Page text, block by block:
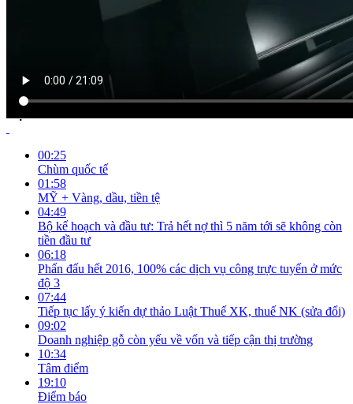
00:25
Chùm quốc tế
01:58
MỸ + Vàng, dầu, tiền tệ
04:49
Bộ kế hoạch và đầu tư: Trả hết nợ thì 5 năm tới sẽ không còn
tiền đầu tư
06:18
Phấn đấu hết 2016, 100% các dịch vụ công trực tuyến ở mức
độ 3
07:44
Tiếp tục lấy ý kiến dự thảo Luật Thuế XK, thuế NK (sửa đổi)
09:02
Doanh nghiệp gỗ còn yếu về vốn và tiếp cận thị trường
10:34
Tâm điểm
19:10
Điểm báo